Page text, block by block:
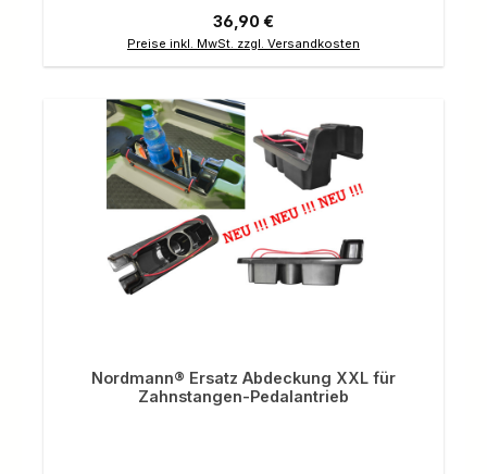
Regulärer Preis:
36,90 €
Preise inkl. MwSt. zzgl. Versandkosten
Nordmann® Ersatz Abdeckung XXL für
Zahnstangen-Pedalantrieb